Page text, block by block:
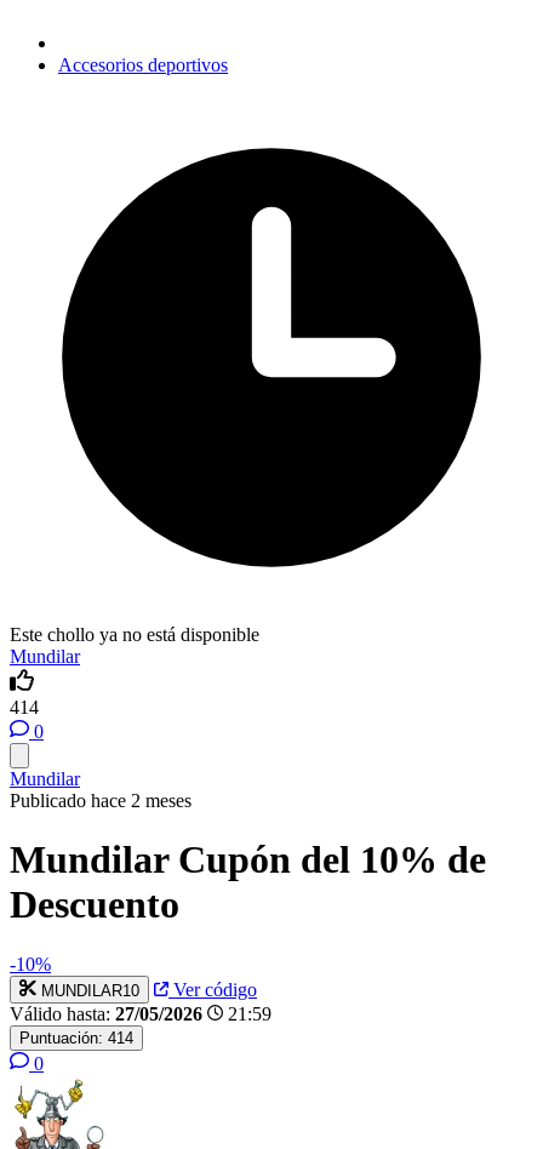
Accesorios deportivos
Este chollo ya no está disponible
Mundilar
414
0
Mundilar
Publicado hace 2 meses
Mundilar Cupón del 10% de
Descuento
-10%
MUNDILAR10
Ver código
Válido hasta: 27/05/2026 21:59
Puntuación: 414
0